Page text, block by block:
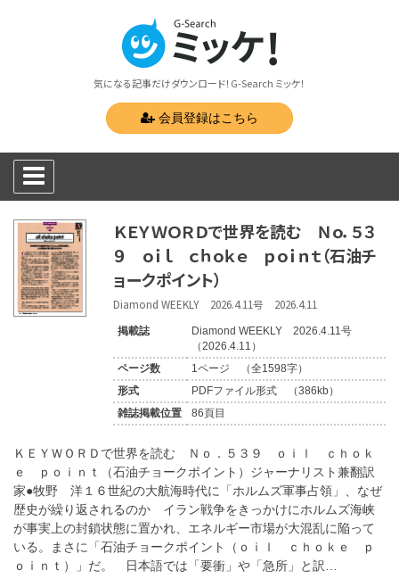
気になる記事だけダウンロード！G-Search ミッケ！
会員登録はこちら
ＫＥＹＷＯＲＤで世界を読む Ｎｏ．５３
９ ｏｉｌ ｃｈｏｋｅ ｐｏｉｎｔ（石油チ
ョークポイント）
Diamond WEEKLY 2026.4.11号 2026.4.11
掲載誌
Diamond WEEKLY 2026.4.11号
（2026.4.11）
ページ数
1ページ （全1598字）
形式
PDFファイル形式 （386kb）
雑誌掲載位置
86頁目
ＫＥＹＷＯＲＤで世界を読む Ｎｏ．５３９ ｏｉｌ ｃｈｏｋ
ｅ ｐｏｉｎｔ（石油チョークポイント）ジャーナリスト兼翻訳
家●牧野 洋１６世紀の大航海時代に「ホルムズ軍事占領」、なぜ
歴史が繰り返されるのか イラン戦争をきっかけにホルムズ海峡
が事実上の封鎖状態に置かれ、エネルギー市場が大混乱に陥って
いる。まさに「石油チョークポイント（ｏｉｌ ｃｈｏｋｅ ｐ
ｏｉｎｔ）」だ。 日本語では「要衝」や「急所」と訳…